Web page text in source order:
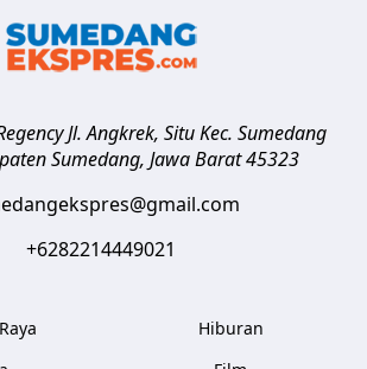
Jl. Angkrek, Situ Kec. Sumedang
Sumedang, Jawa Barat 45323
+6282214449021
Hiburan